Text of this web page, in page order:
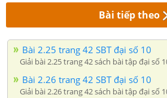
Bài tiếp theo
Bài 2.25 trang 42 SBT đại số 10
Giải bài 2.25 trang 42 sách bài tập đại số
Bài 2.26 trang 42 SBT đại số 10
Giải bài 2.26 trang 42 sách bài tập đại số